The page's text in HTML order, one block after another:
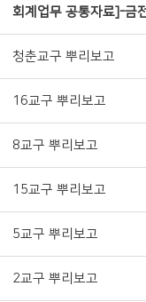
회계업무 공통자료]-금
청춘교구 뿌리보고
16교구 뿌리보고
8교구 뿌리보고
15교구 뿌리보고
5교구 뿌리보고
2교구 뿌리보고